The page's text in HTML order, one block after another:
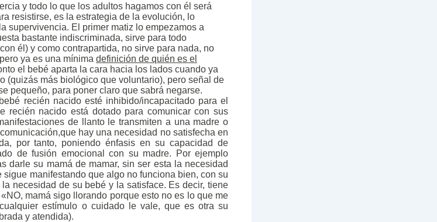
y todo lo que los adultos hagamos con él será
resistirse, es la estrategia de la evolución, lo
supervivencia. El primer matiz lo empezamos a
bastante indiscriminada, sirve para todo
él) y como contrapartida, no sirve para nada, no
ya es una mínima definición de quién es el
el bebé aparta la cara hacia los lados cuando ya
(quizás más biológico que voluntario), pero señal de
pequeño, para poner claro que sabrá negarse.
recién nacido esté inhibido/incapacitado para el
recién nacido está dotado para comunicar con sus
de llanto le transmiten a una madre o
hay una necesidad no satisfecha en
por tanto, poniendo énfasis en su capacidad de
de fusión emocional con su madre. Por ejemplo
darle su mamá de mamar, sin ser esta la necesidad
manifestando que algo no funciona bien, con su
la necesidad de su bebé y la satisface. Es decir, tiene
mamá sigo llorando porque esto no es lo que me
estímulo o cuidado le vale, que es otra su
y atendida).